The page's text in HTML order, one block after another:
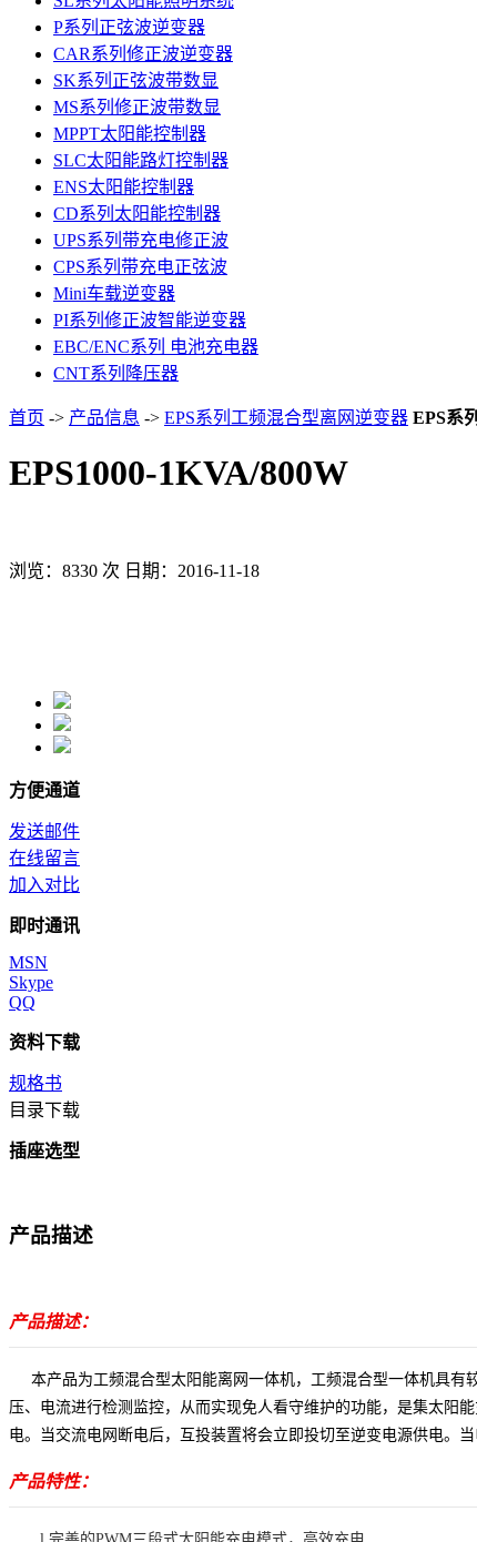
P系列正弦波逆变器
CAR系列修正波逆变器
SK系列正弦波带数显
MS系列修正波带数显
MPPT太阳能控制器
SLC太阳能路灯控制器
ENS太阳能控制器
CD系列太阳能控制器
UPS系列带充电修正波
CPS系列带充电正弦波
Mini车载逆变器
PI系列修正波智能逆变器
EBC/ENC系列 电池充电器
CNT系列降压器
首页 -> 产品信息 -> EPS系列工频混合型离网逆变器 EPS系
EPS1000-1KVA/800W
浏览：8330 次 日期：2016-11-18
方便通道
发送邮件
在线留言
加入对比
即时通讯
MSN
Skype
QQ
资料下载
规格书
目录下载
插座选型
产品描述
产品描述：
本产品为工频混合型太阳能离网一体机，工频混合型一体机具有
压、电流进行检测监控，从而实现免人看守维护的功能， 是集太阳
电。当交流电网断电后，互投装置将会立即投切至逆变电源供电。
产品特性：